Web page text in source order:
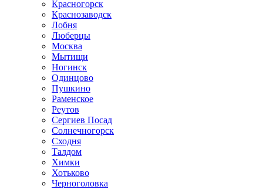
Красногорск
Краснозаводск
Лобня
Люберцы
Москва
Мытищи
Ногинск
Одинцово
Пушкино
Раменское
Реутов
Сергиев Посад
Солнечногорск
Сходня
Талдом
Химки
Хотьково
Черноголовка